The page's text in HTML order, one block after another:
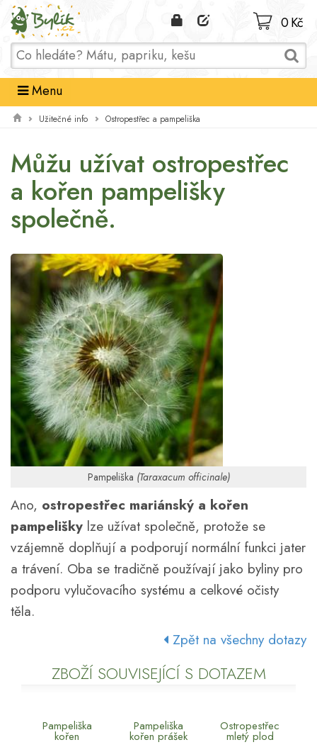
Domů
0 Kč
Menu
Užitečné info Ostropestřec a pampeliška
Můžu užívat ostropestřec
a kořen pampelišky
společně.
Pampeliška (Taraxacum officinale)
Ano, ostropestřec mariánský a kořen
pampelišky lze užívat společně, protože se
vzájemně doplňují a podporují normální funkci jater
a trávení. Oba se tradičně používají jako byliny pro
podporu vylučovacího systému a celkové očisty
těla.
Zpět na všechny dotazy
ZBOŽÍ SOUVISEJÍCÍ S DOTAZEM
Pampeliška
kořen
Pampeliška
kořen prášek
Ostropestřec
mletý plod